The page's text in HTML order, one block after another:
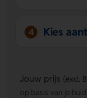
4 Kies
Jouw prijs (excl.
op basis van je